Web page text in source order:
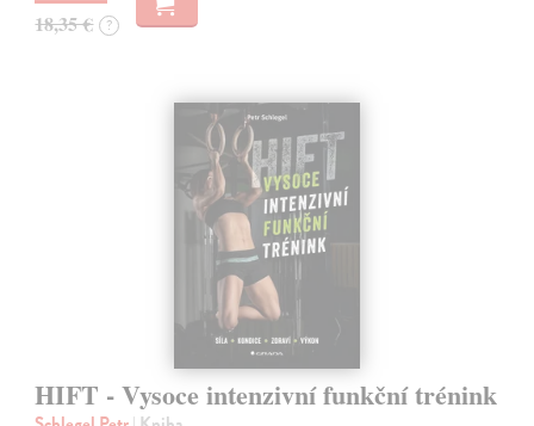
18,35 € ?
HIFT - Vysoce intenzivní funkční trénink